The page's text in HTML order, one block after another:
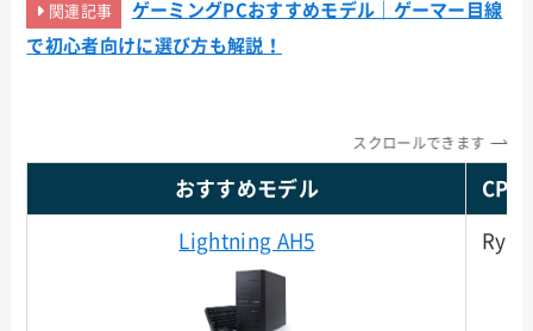
関連記事
ゲーミングPCおすすめモデル｜ゲーマー目線
で初心者向けに選び方も解説！
スクロールできます
おすすめモデル CPU
Lightning AH5